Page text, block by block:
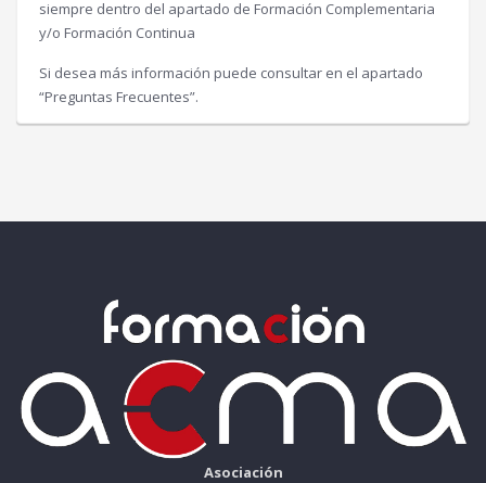
siempre dentro del apartado de Formación Complementaria
y/o Formación Continua
Si desea más información puede consultar en el apartado
“Preguntas Frecuentes”.
Asociación